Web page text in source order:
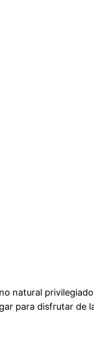
natural
para disfrutar de